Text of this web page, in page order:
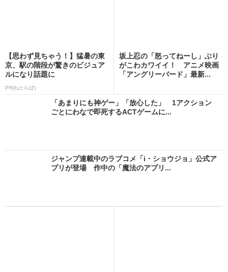
【思わず見ちゃう！】猛暑の東
京、駅の階段が驚きのビジュア
ルになり話題に
PR(ねとらぼ)
坂上忍の「怒ってねーし」ぶり
がこわカワイイ！ アニメ映画
「アングリーバード」最新...
「あまりにも神ゲー」「放心した」 1アクション
ごとにわなで即死するACTゲームに...
ジャンプ連載中のラブコメ「i・ショウジョ」公式ア
プリが登場 作中の「魔法のアプリ...